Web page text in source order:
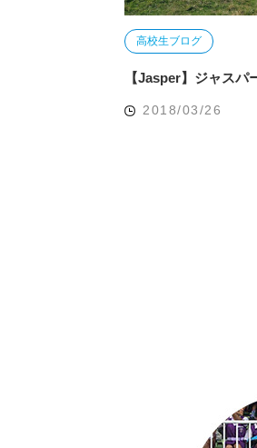
高校生ブログ
【Jasper】ジャス
2018/03/26